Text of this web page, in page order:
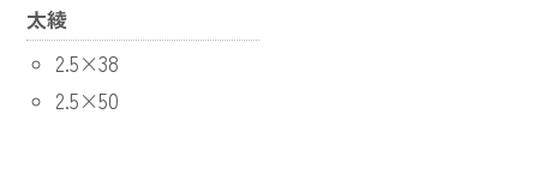
太綾
2.5×38
2.5×50